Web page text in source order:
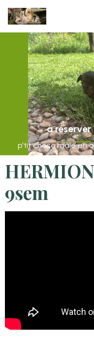
à
p'tit choco mâle en
9sem